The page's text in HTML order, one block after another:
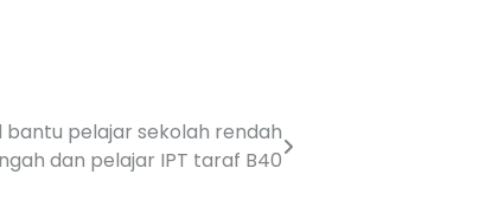
bantu pelajar sekolah rendah
dan pelajar IPT taraf B40